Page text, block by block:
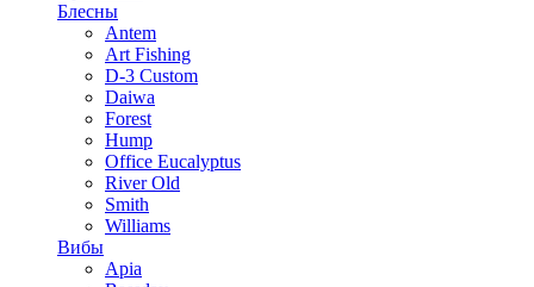
Блесны
Antem
Art Fishing
D-3 Custom
Daiwa
Forest
Hump
Office Eucalyptus
River Old
Smith
Williams
Вибы
Apia